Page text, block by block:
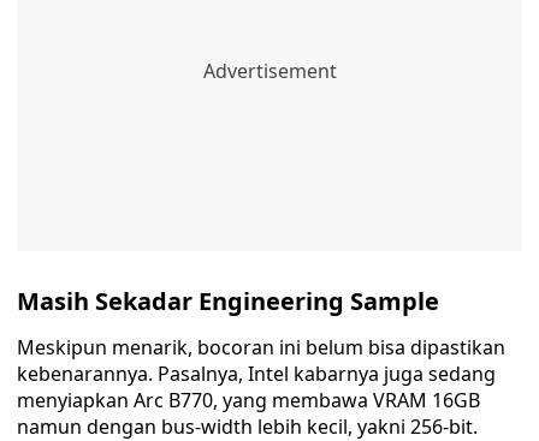
Masih Sekadar Engineering Sample
Meskipun menarik, bocoran ini belum bisa dipastikan
kebenarannya. Pasalnya, Intel kabarnya juga sedang
menyiapkan Arc B770, yang membawa VRAM 16GB
namun dengan bus-width lebih kecil, yakni 256-bit.